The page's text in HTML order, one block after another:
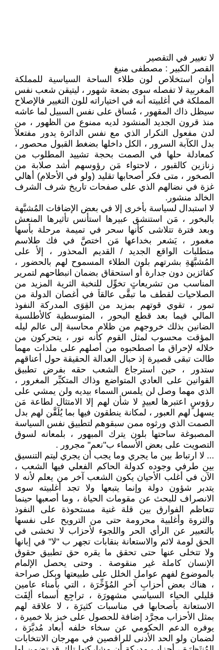
لا تغيير في التقصير
القصر الكبير : مصطفى منيغ
أوان استخلاص لون طلاء الساحة السياسية للمملكة
المغربية لا تفصله سوى بضعة شهور ، ليتيقن شعب نفس
المملكة في أغلبيته أنه في اختياراته للون التغيير فالإصلاح
سيظل ذاك المقهور ، مُساق على نفس السبيل لما عاشه
منذ قرون الجديد المنشود لديه ممنوع من الظهور ، من
لدن مفعول التكرار الذي مع نفس الدائرة يدور مفتعلاَ
بدل الكآبة السرور ، الكل داخلها بضغط القبول محصور ،
كمعادلة حلها في الصمت بحجة تشييد المطلوب من
زنازين كالقبور ، لاحتواء مَن رؤوسهم أشد صلابة من
الصخور ، متى فكر أصحابها تقليد (ولو في الأحلام) أهالي
غزة في نضالهم الذي على صفحات تاريخ شرف الشرف
الخالد منشور.
لا استبدال لسياسة بأخرى إلا في بعض الإضافات المُشبَّهة
بالبخور ، مَن استنشق عبيرها استأنس تأثيرها المنعش
وبعد فترة تتلاشى كأنها سحر في تميمة مرحلة بأسها
مغمور ، يَشعر بخداعها مَن اختصَّ في فك طلاسم
متطلبات الواقع الجديد / القديم المحذور ، إلأ على
المُشبَّهَةِ بشرتهم بلون الطلاء المسموح لهم بالحضور ،
كفائزين دون جدارة أو استحقاق بضمان انبطاحهم لتمرير
المناسب من تشريعاتٍ تخوِّل للنخبة الثرية المزيد من
الصلاحيات لقطف ما تبقَّى عالقاَ في أغصان الدولة من
تمور ، تقوي قوتهم بمزيد من القِوَى المدركة النفوذ
المالي فيما بعد قطع البحور ، المتوسطية كالأطلسية
الضانين بذلك خروجهم من ظلام محاسبة إلى عالم ليله
المؤقت محسوب لمثل القوم كأنه نور ، يتحركون من
خلاله لإحراق ما اصطحبوه من أصلهم على ملذات مهما
طالت تبقى قصيرة إذ حبال العدالة الحقيقة حول أعناقهم
ستدور ، حين استرجاع الشعب حقه بفرض تطبيق
القوانين على العادي المتواضع وذاك المتكبِّر المغرور ،
الذي مهما وصل لن يلمس السماء بيديه ولن يمشي على
رؤوسٍ اعتبرها لعبيدٍ لا شأن لهم إلا الامتثال لطاعة مَن
يسهل لهم العبور ، لمكانة ينطقون فيها بما يُلَقَّن لهم بدل
الصمت الذي ورثوه ممن سبقوهم لتطبيق نفس السياسة
المصبوغة ساحتها بلون يترك المبهور ، بلمعانه لسوق
التصويت على بعض الأسماء ب"نعم" مجرور .
... لا ارتباط بين ما يجري وما يجب أن يجري ليتم التنسيق
بين طرفي وجوده كدولة الحاكم الفعلي فيها الشعب ،
الآن في أغلب الأحيان يكون الشعب آخر من يعلم لأنه لا
يتدبر شؤون دولة وإنما يتبعها ولا تجد أغلبيته سوى
الانصراف للبحث عن مقومات الحياة ، وما أصعبها حينما
تتعاظم الفوارق بين قلة غنية مستحوذة على النفوذ
والثروة وأغلبية محرومة حتى من الترويح على نفسها
بالتعبير عن الرأي الحر واللجوء لأحزاب لا تخشى في
الحق لومة لائم والاستعانة بنقابات تجهر ب "لا" في إبانها
ولا تتخلى عنها حتى تحقق ما يقره حق تطبيق حقوق
الإنسان كاملة غير منقوصة . وحتى يحصل الإلمام
بالموضوع لفهم عوامل الخلل على طبيعتها وبكل صراحة
، هناك بعض أحزابِ آخرِ المُؤَخِّرَة ، التي بأمناء عامين
قليلي الحياء السياسي مشهورَة ، تراجِع أسماء ألِفَت
الاستعانة بأصحابها في مناسبات كثيرَة ، لا علاقة لهم
بمثل الأحزاب مجرَّد إضافة للحصول على خبز بلا خميرة ،
يوفره الدعم الحكومي عن سخاء خلفه أبعاد مُدبَّرَة ،
لضمان ولو الحد الأدنى للراقصين في مهرجان الانتخابات